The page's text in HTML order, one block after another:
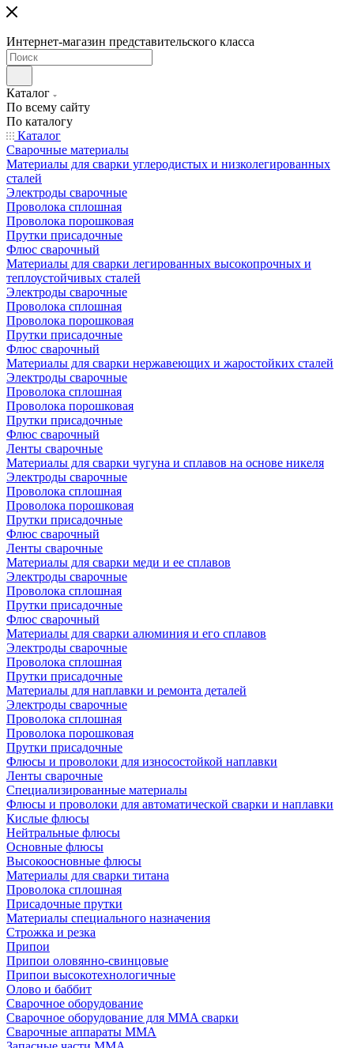
Интернет-магазин представительского класса
Каталог
По всему сайту
По каталогу
Каталог
Сварочные материалы
Материалы для сварки углеродистых и низколегированных
сталей
Электроды сварочные
Проволока сплошная
Проволока порошковая
Прутки присадочные
Флюс сварочный
Материалы для сварки легированных высокопрочных и
теплоустойчивых сталей
Электроды сварочные
Проволока сплошная
Проволока порошковая
Прутки присадочные
Флюс сварочный
Материалы для сварки нержавеющих и жаростойких сталей
Электроды сварочные
Проволока сплошная
Проволока порошковая
Прутки присадочные
Флюс сварочный
Ленты сварочные
Материалы для сварки чугуна и сплавов на основе никеля
Электроды сварочные
Проволока сплошная
Проволока порошковая
Прутки присадочные
Флюс сварочный
Ленты сварочные
Материалы для сварки меди и ее сплавов
Электроды сварочные
Проволока сплошная
Прутки присадочные
Флюс сварочный
Материалы для сварки алюминия и его сплавов
Электроды сварочные
Проволока сплошная
Прутки присадочные
Материалы для наплавки и ремонта деталей
Электроды сварочные
Проволока сплошная
Проволока порошковая
Прутки присадочные
Флюсы и проволоки для износостойкой наплавки
Ленты сварочные
Специализированные материалы
Флюсы и проволоки для автоматической сварки и наплавки
Кислые флюсы
Нейтральные флюсы
Основные флюсы
Высокоосновные флюсы
Материалы для сварки титана
Проволока сплошная
Присадочные прутки
Материалы специального назначения
Строжка и резка
Припои
Припои оловянно-свинцовые
Припои высокотехнологичные
Олово и баббит
Сварочное оборудование
Сварочное оборудование для MMA сварки
Сварочные аппараты MMA